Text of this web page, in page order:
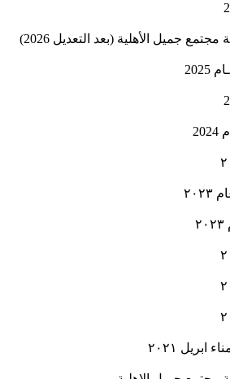
جميل الأهلية (بعد التعديل 2026)
٢٠٢١